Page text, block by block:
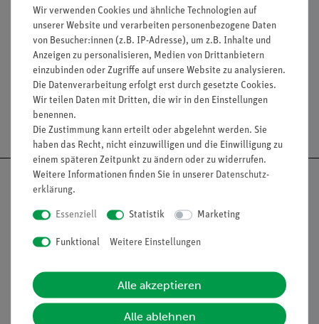
Lieferumfang
Media / Downloads
Nach oben
Informationen
Wir verwenden Cookies und ähnliche Technologien auf
unserer Website und verarbeiten personenbezogene Daten
von Besucher:innen (z.B. IP-Adresse), um z.B. Inhalte und
Anzeigen zu personalisieren, Medien von Drittanbietern
einzubinden oder Zugriffe auf unsere Website zu analysieren.
Die Datenverarbeitung erfolgt erst durch gesetzte Cookies.
Wir teilen Daten mit Dritten, die wir in den Einstellungen
benennen.
Die Zustimmung kann erteilt oder abgelehnt werden. Sie
haben das Recht, nicht einzuwilligen und die Einwilligung zu
einem späteren Zeitpunkt zu ändern oder zu widerrufen.
Weitere Informationen finden Sie in unserer Daten­schutz­
erklärung.
Essenziell Statistik Marketing
Funktional Weitere Einstellungen
Alle akzeptieren
Alle ablehnen